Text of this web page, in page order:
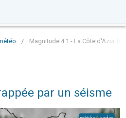
/ Magnitude 4.1 - La Côte d'Azur
par un séisme